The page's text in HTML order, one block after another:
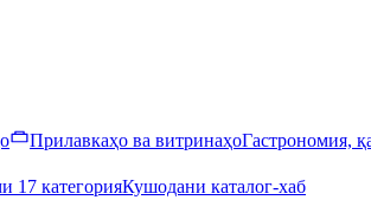
Прилавкаҳо ва витринаҳоГастрономия,
17 категорияКушодани каталог-хаб